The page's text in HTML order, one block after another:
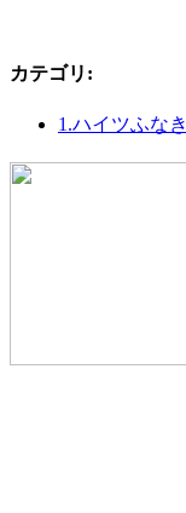
カテゴリ :
1.ハイツふなき